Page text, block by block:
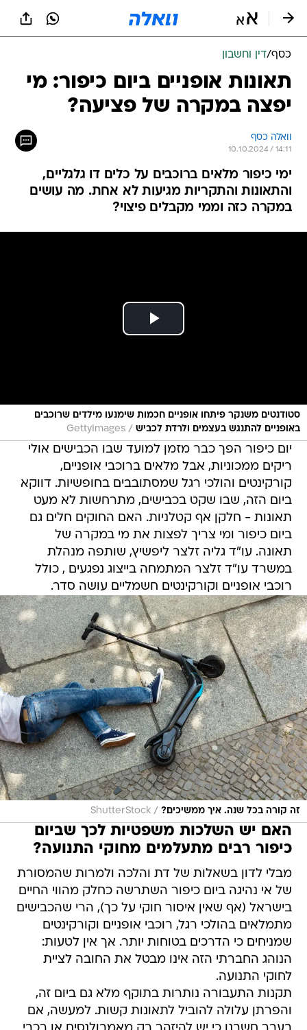
כסף/דין וחשבון
תאונות אופניים ביום כיפור: מי
יפצה במקרה של פציעה?
וואלה כסף
10.10.2024 / 14:11
ימי כיפור מלאים ברוכבים על כלים דו גלגליים,
והתאונות והתקריות מגיעות לא אחת. מה עושים
במקרה כזה וממי מקבלים פיצוי?
סטודנטים משנקר פיתחו אופניים חכמות שימנעו מילדים שרוכבים
באופניים להתנגש בעצמים ולרדת לכביש /
GettyImages
יום כיפור הפך כבר מזמן למועד שבו הכבישים אולי
ריקים ממכוניות, אבל מלאים ברוכבי אופניים,
קורקינטים והולכי רגל שמסתובבים בחופשיות. דווקא
ביום הזה, שבו שקט בכבישים, מתרחשות לא מעט
תאונות - חלקן אף קטלניות. האם החוקים חלים גם
ביום כיפור ומי צריך לפצות את מי במקרה של
תאונה. עו"ד גליה זלצר ליפשיץ, שותפה מנהלת
במשרד עו"ד זלצר המתמחה בייצוג נפגעים , כולל
רוכבי אופניים וקורקינטים חשמליים עושה סדר.
זה קורה בכל שנה. איך ממשיכים? /
ShutterStock
האם יש השלכות משפטיות לכך שביום
כיפור רבים מתעלמים מחוקי התנועה?
מבלי לדון בשאלות של דת והלכה ולמרות שהמסורת
של אי נהיגה ביום כיפור השתרשה כחלק מהווי החיים
בישראל (אף שאין איסור חוקי על כך), הרי שהכבישים
מתמלאים בהולכי רגל, רוכבי אופניים וקורקינטים
שמניחים כי הדרכים בטוחות יותר. אך אין לטעות:
הנוהג החברתי הזה אינו מבטל את החובה לציית
לחוקי התנועה.
תקנות התעבורה נותרות בתוקף מלא גם ביום זה,
והפרתן עלולה להוביל לתאונות קשות. למעשה, אם